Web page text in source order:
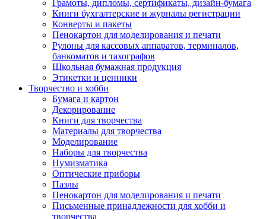
Грамоты, дипломы, сертификаты, дизайн-бумага
Книги бухгалтерские и журналы регистрации
Конверты и пакеты
Пенокартон для моделирования и печати
Рулоны для кассовых аппаратов, терминалов,
банкоматов и тахографов
Школьная бумажная продукция
Этикетки и ценники
Творчество и хобби
Бумага и картон
Декорирование
Книги для творчества
Материалы для творчества
Моделирование
Наборы для творчества
Нумизматика
Оптические приборы
Пазлы
Пенокартон для моделирования и печати
Письменные принадлежности для хобби и
творчества